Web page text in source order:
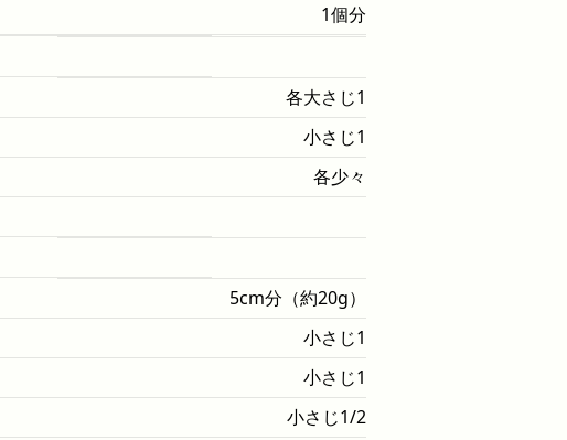
1個分
各大さじ1
小さじ1
各少々
5cm分（約20g）
小さじ1
小さじ1
小さじ1/2